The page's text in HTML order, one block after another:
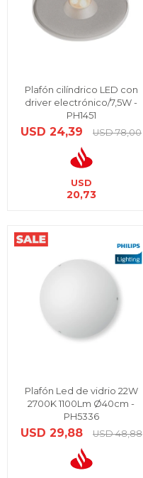
Plafón cilíndrico LED con
driver electrónico/7,5W -
PH1451
USD 24,39 USD 78,00
USD
20,73
Plafón Led de vidrio 22W
2700K 1100Lm Ø40cm -
PH5336
USD 29,88 USD 48,88